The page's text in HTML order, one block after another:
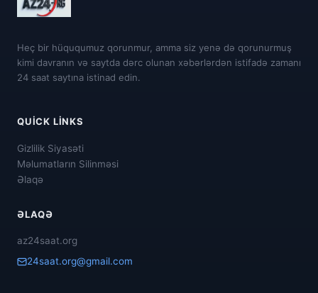
Heç bir hüququmuz qorunmur, amma siz yenə də qorunurmuş
kimi davranın və saytda dərc olunan xəbərlərdən istifadə zamanı
24 saat saytına istinad edin.
QUICK LINKS
Gizlilik Siyasəti
Məlumatların Silinməsi
Əlaqə
ƏLAQƏ
az24saat.org
24saat.org@gmail.com